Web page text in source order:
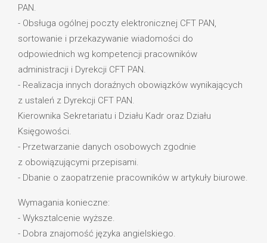
PAN.
- Obsługa ogólnej poczty elektronicznej CFT PAN,
sortowanie i przekazywanie wiadomości do
odpowiednich wg kompetencji pracowników
administracji i Dyrekcji CFT PAN.
- Realizacja innych doraźnych obowiązków wynikających
z ustaleń z Dyrekcji CFT PAN.
Kierownika Sekretariatu i Działu Kadr oraz Działu
Księgowości.
- Przetwarzanie danych osobowych zgodnie
z obowiązującymi przepisami.
- Dbanie o zaopatrzenie pracowników w artykuły biurowe.
Wymagania konieczne:
- Wyksztalcenie wyższe.
- Dobra znajomość języka angielskiego.